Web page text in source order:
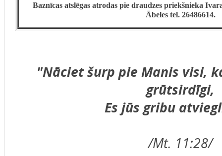
Baznīcas atslēgas atrodas pie draudzes priekšnieka
Ābeles tel. 26486614.
"Nāciet šurp pie Manis visi,
grūtsirdīgi,
Es jūs gribu
/Mt. 11:28/